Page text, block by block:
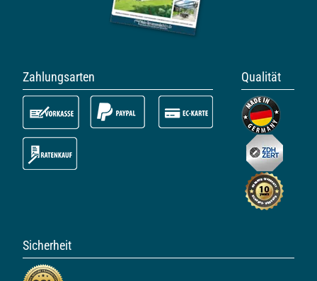
Zahlungsarten Qualität
Sicherheit